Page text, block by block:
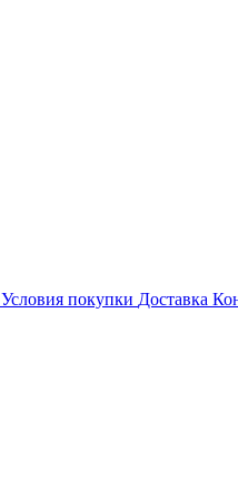
Условия покупки Доставка